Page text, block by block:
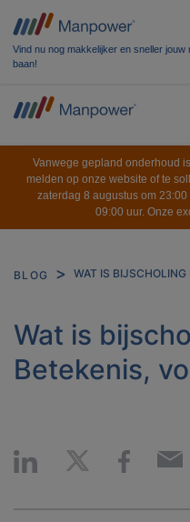
Vind nu nog makkelijker en sneller jouw
baan!
Vanwege gepland onderhoud
melden op onze website of te
zaterdag 8 augustus om
09:00 uur. Onze
BLOG WAT IS BIJSCHOLING
Wat is
Betekenis,